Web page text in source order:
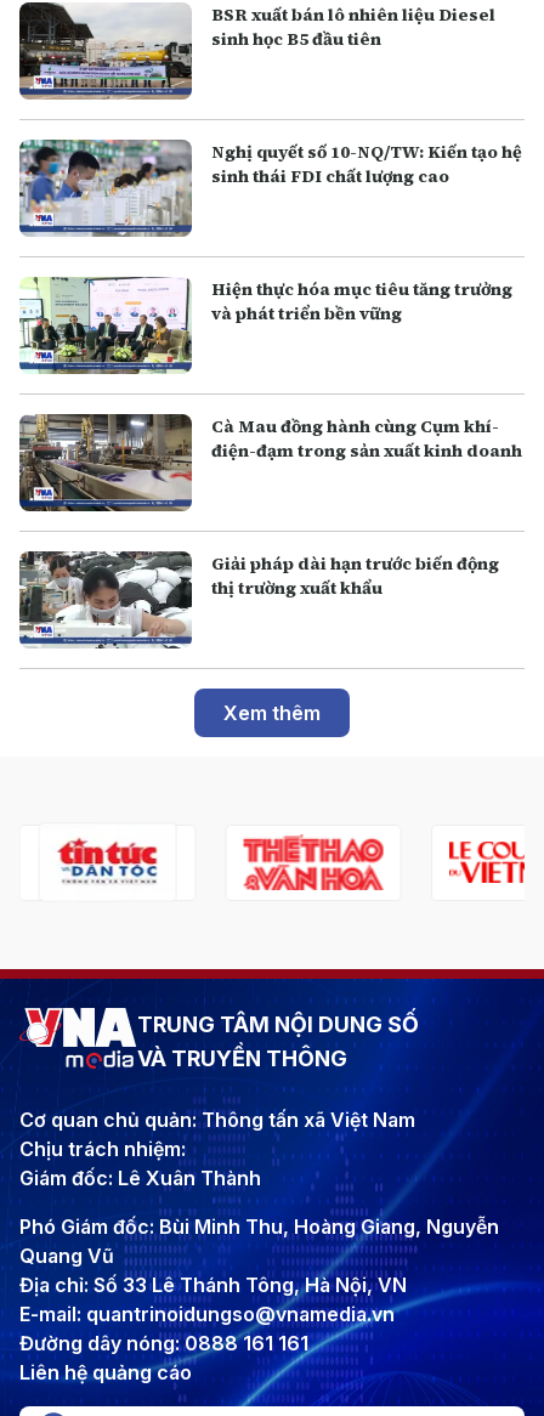
BSR xuất bán lô nhiên liệu Diesel
sinh học B5 đầu tiên
Nghị quyết số 10-NQ/TW: Kiến tạo hệ
sinh thái FDI chất lượng cao
Hiện thực hóa mục tiêu tăng trưởng
và phát triển bền vững
Cà Mau đồng hành cùng Cụm khí-
điện-đạm trong sản xuất kinh doanh
Giải pháp dài hạn trước biến động
thị trường xuất khẩu
Xem thêm
TRUNG TÂM NỘI DUNG SỐ
VÀ TRUYỀN THÔNG
Cơ quan chủ quản: Thông tấn xã Việt Nam
Chịu trách nhiệm:
Giám đốc: Lê Xuân Thành
Phó Giám đốc: Bùi Minh Thu, Hoàng Giang, Nguyễn
Quang Vũ
Địa chỉ: Số 33 Lê Thánh Tông, Hà Nội, VN
E-mail: quantrinoidungso@vnamedia.vn
Đường dây nóng: 0888 161 161
Liên hệ quảng cáo